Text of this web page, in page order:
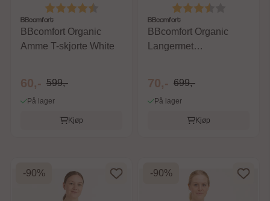
Karakter:
BBcomfort
BBcomfort Organic
Amme T-skjorte White
60,- 599,-
På lager
Kjøp
Karakter:
BBcomfort
BBcomfort Organic
Langermet
70,- 699,-
På lager
Kjøp
-90% -90%